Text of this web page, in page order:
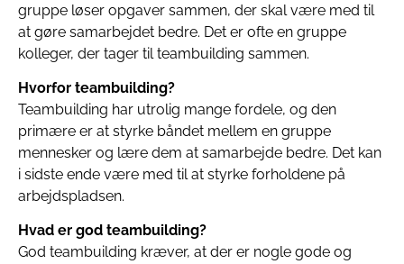
gruppe løser opgaver sammen, der skal være med til
at gøre samarbejdet bedre. Det er ofte en gruppe
kolleger, der tager til teambuilding sammen.
Hvorfor teambuilding?
Teambuilding har utrolig mange fordele, og den
primære er at styrke båndet mellem en gruppe
mennesker og lære dem at samarbejde bedre. Det kan
i sidste ende være med til at styrke forholdene på
arbejdspladsen.
Hvad er god teambuilding?
God teambuilding kræver, at der er nogle gode og